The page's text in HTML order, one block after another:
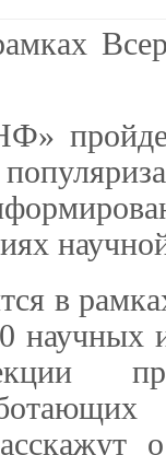
в
научных